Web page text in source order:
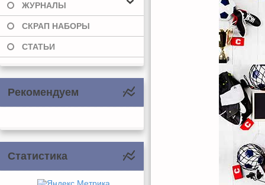
ЖУРНАЛЫ
СКРАП НАБОРЫ
СТАТЬИ
Рекомендуем
Статистика